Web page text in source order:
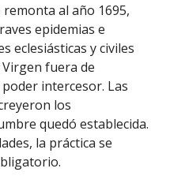
remonta al año 1695,
epidemias e
eclesiásticas y civiles
fuera de
intercesor. Las
los
quedó establecida.
la práctica se